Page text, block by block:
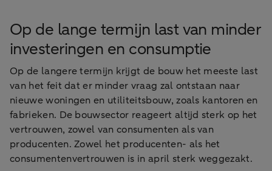
Op de lange termijn last van minder
investeringen en consumptie
Op de langere termijn krijgt de bouw het meeste last
van het feit dat er minder vraag zal ontstaan naar
nieuwe woningen en utiliteitsbouw, zoals kantoren en
fabrieken. De bouwsector reageert altijd sterk op het
vertrouwen, zowel van consumenten als van
producenten. Zowel het producenten- als het
consumentenvertrouwen is in april sterk weggezakt.